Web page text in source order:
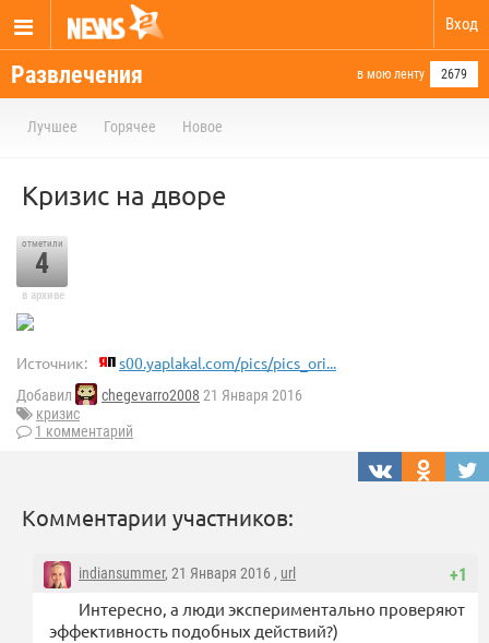
Вход
Развлечения в мою ленту 2679
Лучшее Горячее Новое
Кризис на дворе
отметили
4
в архиве
Источник: s00.yaplakal.com/pics/pics_ori...
Добавил chegevarro2008 21 Января 2016
кризис
1 комментарий
Комментарии участников:
+1
indiansummer, 21 Января 2016 , url
Интересно, а люди экспериментально проверяют
эффективность подобных действий?)